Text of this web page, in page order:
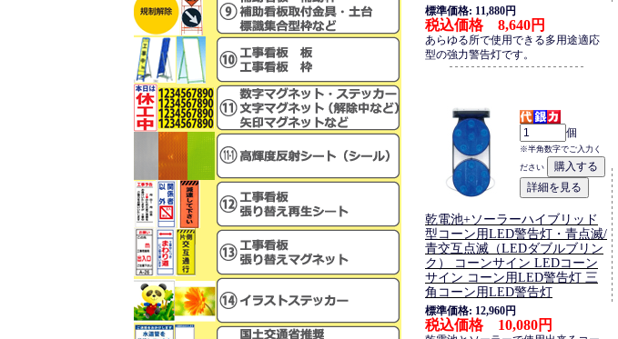
標準価格: 11,880円
税込価格 8,640円
あらゆる所で使用できる多用途適応
型の強力警告灯です。
個
※半角数字でご入力く
ださい
乾電池+ソーラーハイブリッド
型コーン用LED警告灯・青点滅/
青交互点滅（LEDダブルブリン
ク） コーンサイン LEDコーン
サイン コーン用LED警告灯 三
角コーン用LED警告灯
標準価格: 12,960円
税込価格 10,080円